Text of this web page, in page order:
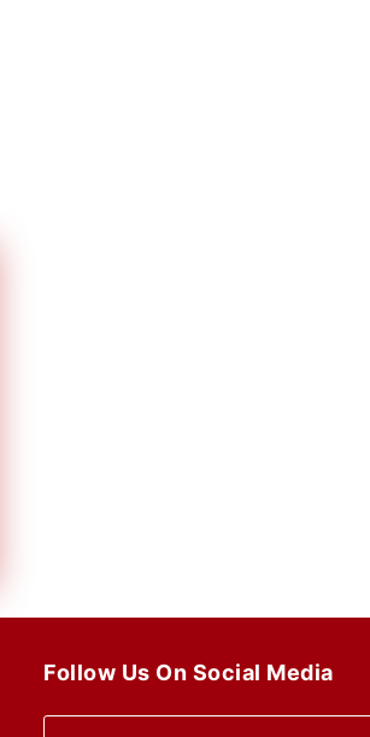
Follow Us On Social Media